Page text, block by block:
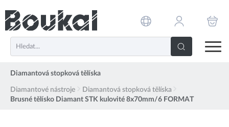
Diamantová stopková tělíska
Diamantové nástroje
Diamantová stopková tělíska
Brusné tělísko Diamant STK kulovité 8x70mm/6 FORMAT